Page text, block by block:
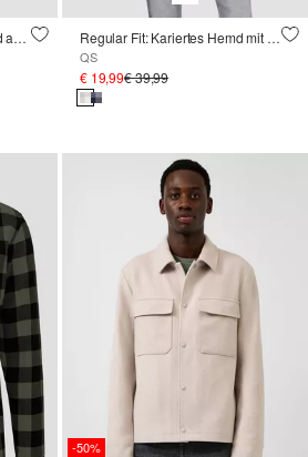
Regular Fit: Stehkragenhemd aus gestreiftem Oxford Regular Fit: Kariertes Hemd mit Brusttasche
QS
€ 19,99€ 39,99
-50%